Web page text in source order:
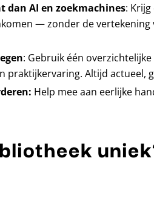
dan AI en zoekmachines:
— zonder de
: Gebruik één
praktijkervaring. Altijd actueel,
Help mee aan eerlijke